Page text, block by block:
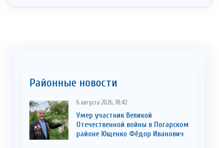
Районные новости
6 августа 2026, 18:42
Умер участник Великой
Отечественной войны в Погарском
районе Ющенко Фёдор Иванович